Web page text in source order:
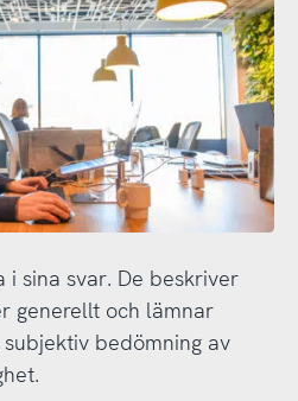
sina svar. De beskriver
generellt och lämnar
bedömning av